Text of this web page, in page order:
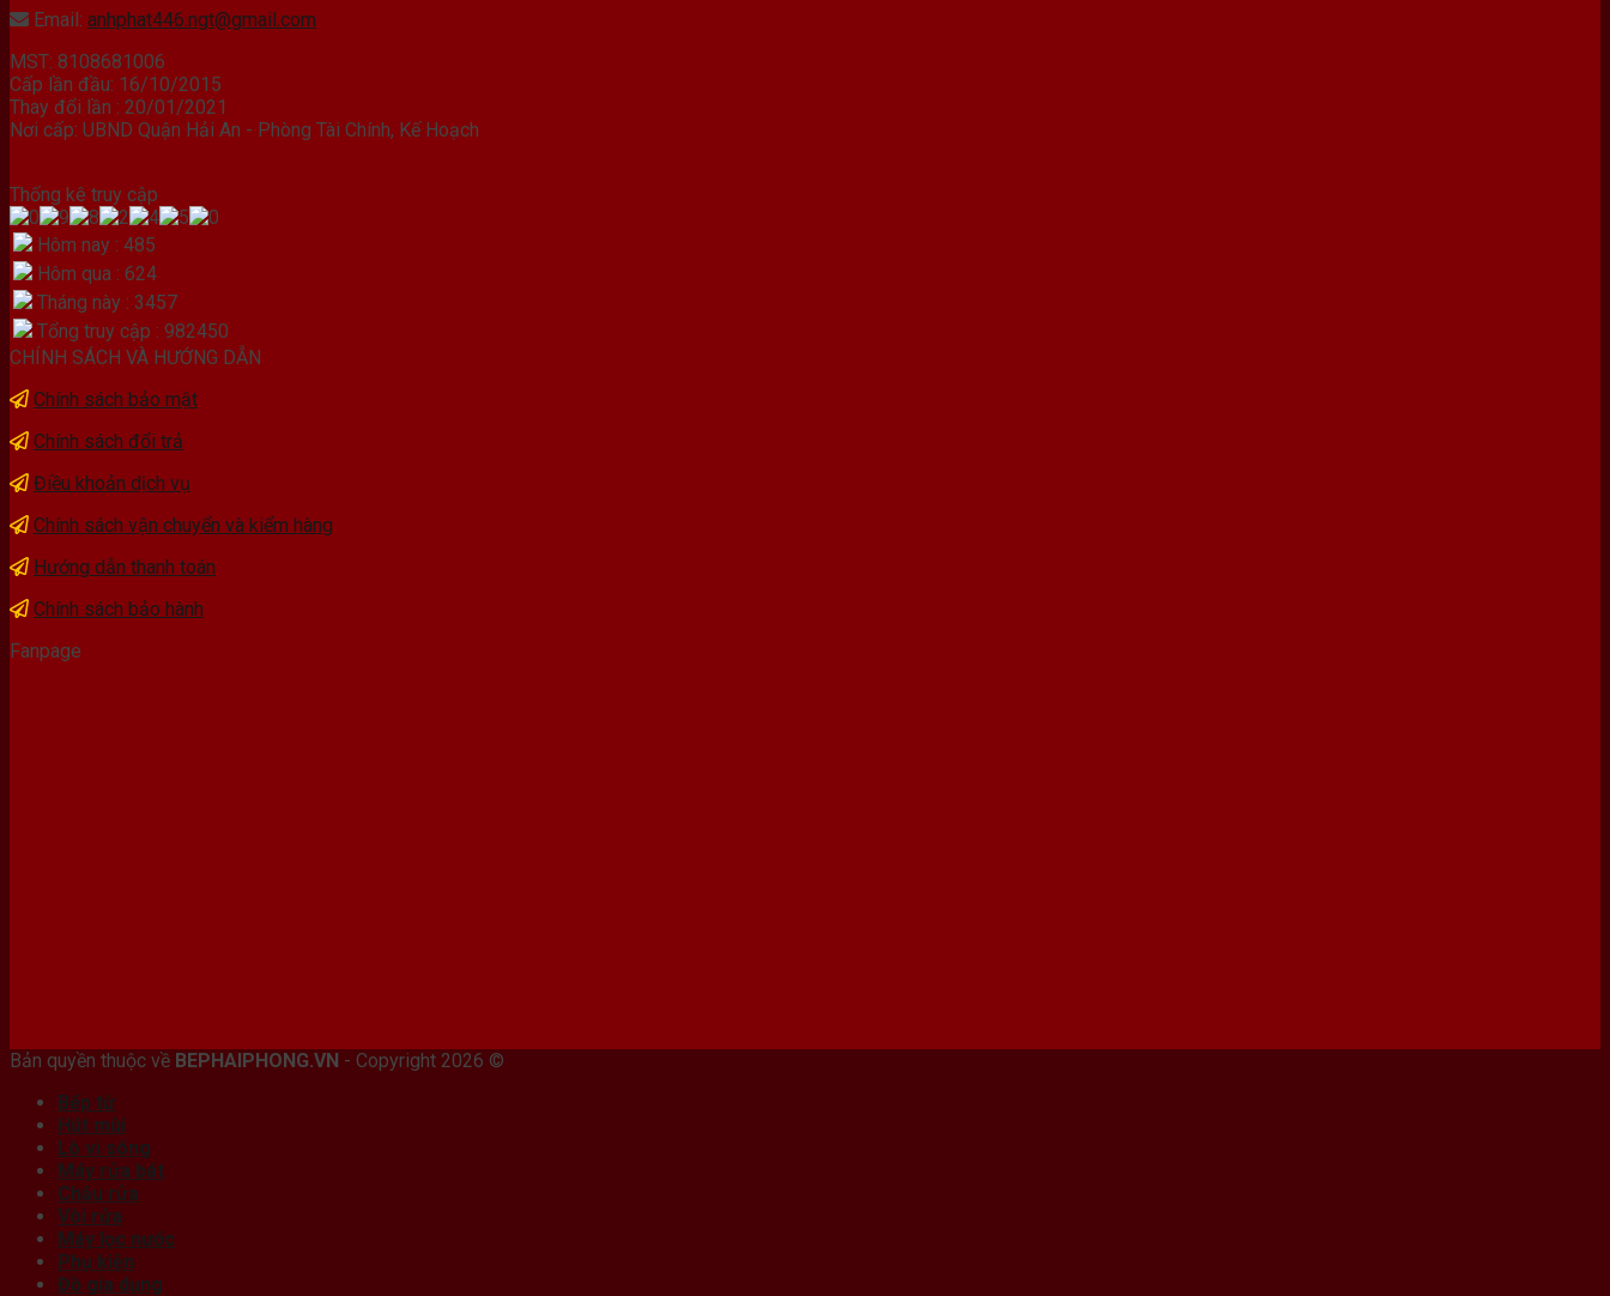
Email: anhphat446.ngt@gmail.com
MST: 8108681006
Cấp lần đầu: 16/10/2015
Thay đổi lần : 20/01/2021
Nơi cấp: UBND Quận Hải An - Phòng Tài Chính, Kế Hoạch
Thống kê truy cập
Hôm nay : 485
Hôm qua : 624
Tháng này : 3457
Tổng truy cập : 982450
CHÍNH SÁCH VÀ HƯỚNG DẪN
Chính sách bảo mật
Chính sách đổi trả
Điều khoản dịch vụ
Chính sách vận chuyển và kiểm hàng
Hướng dẫn thanh toán
Chính sách bảo hành
Fanpage
Bản quyền thuộc về BEPHAIPHONG.VN - Copyright 2026 ©
Bếp từ
Hút mùi
Lò vi sóng
Máy rửa bát
Chậu rửa
Vòi rửa
Máy lọc nước
Phụ kiện
Đồ gia dụng